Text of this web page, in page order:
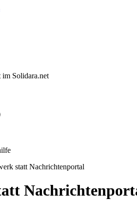
im Solidara.net
statt Nachrichtenportal